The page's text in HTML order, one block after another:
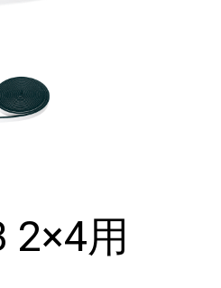
2×4用